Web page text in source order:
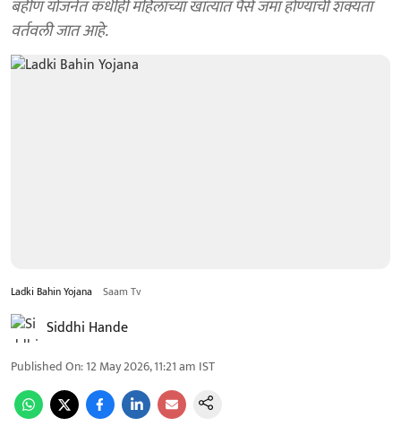
बहीण योजनेत कधीही महिलांच्या खात्यात पैसे जमा होण्याची शक्यता
वर्तवली जात आहे.
Ladki Bahin Yojana Saam Tv
Siddhi Hande
Published On:12 May 2026, 11:21 am IST